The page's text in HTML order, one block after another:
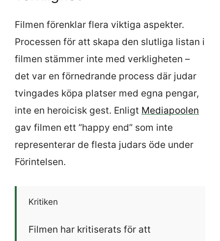
Filmen förenklar flera viktiga aspekter.
Processen för att skapa den slutliga listan i
filmen stämmer inte med verkligheten –
det var en förnedrande process där judar
tvingades köpa platser med egna pengar,
inte en heroicisk gest. Enligt Mediapoolen
gav filmen ett ”happy end” som inte
representerar de flesta judars öde under
Förintelsen.
Kritiken
Filmen har kritiserats för att